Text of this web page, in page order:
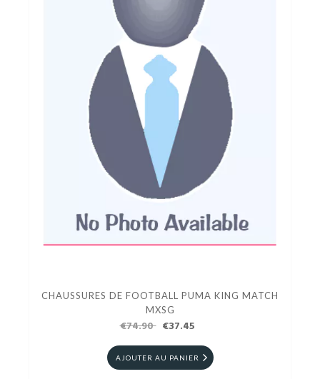
CHAUSSURES DE FOOTBALL PUMA KING MATCH
MXSG
€74.90 €37.45
AJOUTER AU PANIER